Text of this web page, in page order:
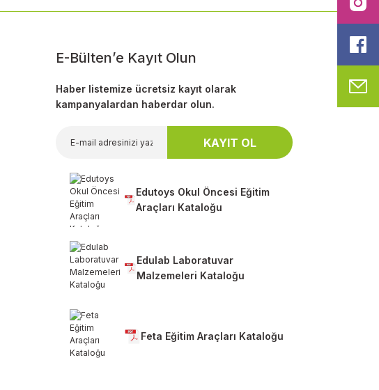
E-Bülten’e Kayıt Olun
Haber listemize ücretsiz kayıt olarak
kampanyalardan haberdar olun.
KAYIT OL
Edutoys Okul Öncesi Eğitim
Araçları Kataloğu
Edulab Laboratuvar
Malzemeleri Kataloğu
Feta Eğitim Araçları Kataloğu